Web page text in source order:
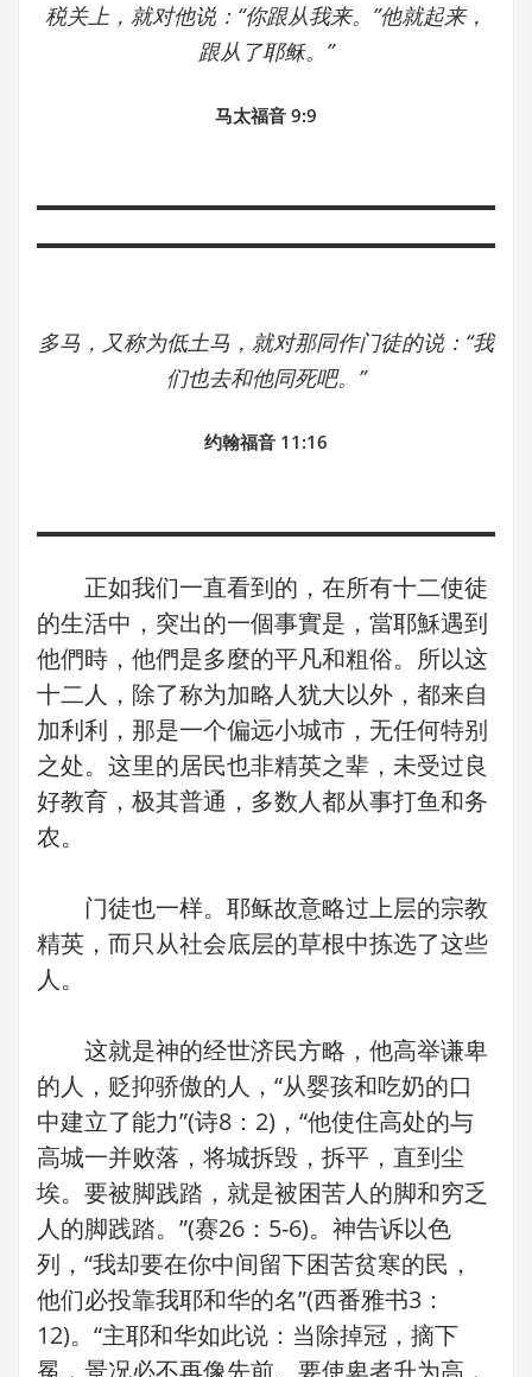
税关上，就对他说：“你跟从我来。”他就起来，
跟从了耶稣。”
马太福音 9:9
多马，又称为低土马，就对那同作门徒的说：“我
们也去和他同死吧。”
约翰福音 11:16
正如我们一直看到的，在所有十二使徒
的生活中，突出的一個事實是，當耶穌遇到
他們時，他們是多麼的平凡和粗俗。所以这
十二人，除了称为加略人犹大以外，都来自
加利利，那是一个偏远小城市，无任何特别
之处。这里的居民也非精英之辈，未受过良
好教育，极其普通，多数人都从事打鱼和务
农。
门徒也一样。耶稣故意略过上层的宗教
精英，而只从社会底层的草根中拣选了这些
人。
这就是神的经世济民方略，他高举谦卑
的人，贬抑骄傲的人，“从婴孩和吃奶的口
中建立了能力”(诗8：2)，“他使住高处的与
高城一并败落，将城拆毁，拆平，直到尘
埃。要被脚践踏，就是被困苦人的脚和穷乏
人的脚践踏。”(赛26：5-6)。神告诉以色
列，“我却要在你中间留下困苦贫寒的民，
他们必投靠我耶和华的名”(西番雅书3：
12)。“主耶和华如此说：当除掉冠，摘下
冕，景况必不再像先前。要使卑者升为高，